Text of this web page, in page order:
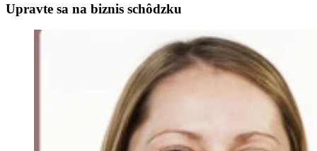
Upravte sa na biznis schôdzku